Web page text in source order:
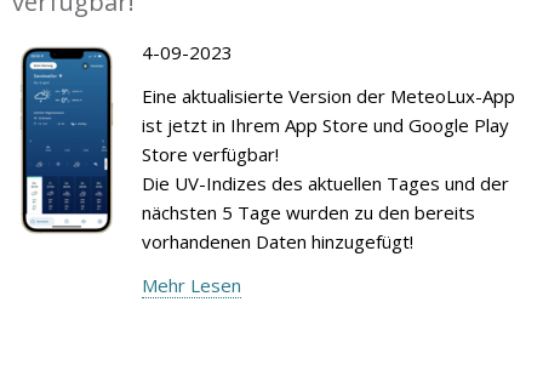
4-09-2023
Eine aktualisierte Version der MeteoLux-App
ist jetzt in Ihrem App Store und Google Play
Store verfügbar!
Die UV-Indizes des aktuellen Tages und der
nächsten 5 Tage wurden zu den bereits
vorhandenen Daten hinzugefügt!
Mehr Lesen